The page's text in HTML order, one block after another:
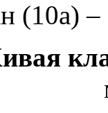
(10а) –